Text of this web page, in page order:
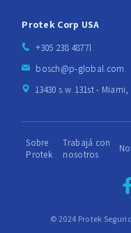
Protek Corp USA
+305 238 4877l
bosch@p-global.com
13430 s.w. 131st - Miami,
© 2024 Protek
Sobre
Protek
Trabajá con
nosotros